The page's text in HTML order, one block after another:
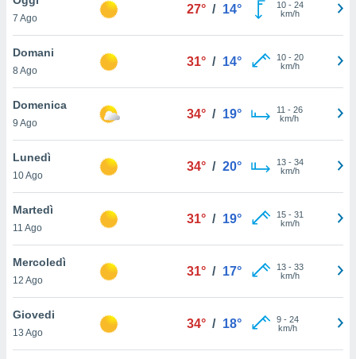
è
al sito
di
ci
di
il
un
la
nella
7 Ago
27° / 14° 10- 24
km/h
Domani
8 Ago
31° / 14° 10- 20
km/h
Domenica
9 Ago
34° / 19° 11 - 26
km/h
Lunedì
10 Ago
34° / 20° 13- 34
km/h
Martedì
11 Ago
31° / 19° 15- 31
km/h
Mercoledì
12 Ago
31° / 17° 13- 33
km/h
Giovedi
13 Ago
34° / 18° 9- 24
km/h